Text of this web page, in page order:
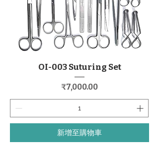
OI-003 Suturing Set
價格
₹7,000.00
新增至購物車